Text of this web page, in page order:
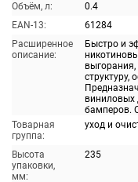
Объём, л:
0.4
EAN-13:
61284
Расширенное
описание:
Быстро и
структуру,
виниловых
бамперов.
Товарная
группа:
уход и
Высота
упаковки,
мм:
235